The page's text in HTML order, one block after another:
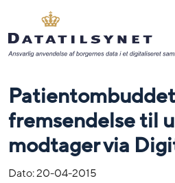
fremsendelse til
modtager via
Dato:20-04-2015